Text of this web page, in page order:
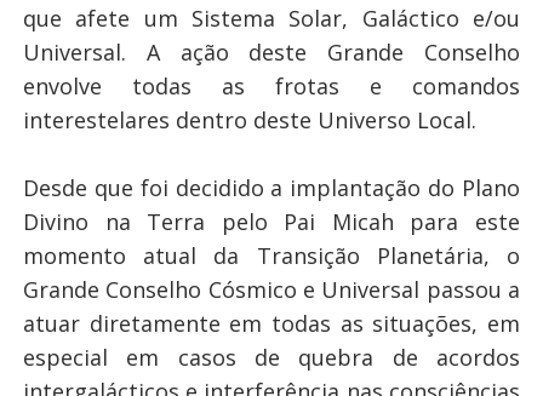
que afete um Sistema Solar, Galáctico e/ou
Universal. A ação deste Grande Conselho
envolve todas as frotas e comandos
interestelares dentro deste Universo Local.
Desde que foi decidido a implantação do Plano
Divino na Terra pelo Pai Micah para este
momento atual da Transição Planetária, o
Grande Conselho Cósmico e Universal passou a
atuar diretamente em todas as situações, em
especial em casos de quebra de acordos